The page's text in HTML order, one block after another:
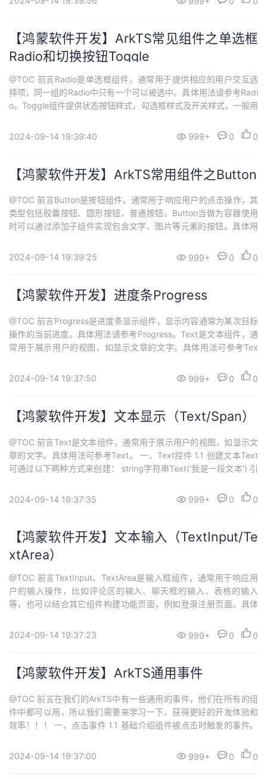
【鸿蒙软件开发】ArkTS常见组件之单选框
Radio和切换按钮Toggle
@TOC 前言Radio是单选框组件，通常用于提供相应的用户交互选
择项，同一组的Radio中只有一个可以被选中。具体用法请参考Radi
o。Toggle组件提供状态按钮样式，勾选框样式及开关样式，一般用
框 1.1 创建单选框Radio通过调用接口来创建，接口调用形式如下：
2024-09-14 19:39:40 999+ 0 0
【鸿蒙软件开发】ArkTS常用组件之Button
@TOC 前言Button是按钮组件，通常用于响应用户的点击操作，其
类型包括胶囊按钮、圆形按钮、普通按钮。Button当做为容器使用
时可以通过添加子组件实现包含文字、图片等元素的按钮。具体用
过调用接口来创建，接口调用有以下两种形式：创建不包含子组件
2024-09-14 19:39:25 999+ 0 0
【鸿蒙软件开发】进度条Progress
@TOC 前言Progress是进度条显示组件，显示内容通常为某次目标
操作的当前进度。具体用法请参考Progress。Text是文本组件，通
常用于展示用户的视图，如显示文章的文字。具体用法可参考Tex
t内添加多个Span来显示一段信息，例如产品说明书、承诺书等。
2024-09-14 19:37:50 999+ 0 0
【鸿蒙软件开发】文本显示（Text/Span）
@TOC 前言Text是文本组件，通常用于展示用户的视图，如显示文
章的文字。具体用法可参考Text。 一、Text控件 1.1 创建文本Text
可通过以下两种方式来创建： string字符串Text('我是一段文本') 引
文件位置为/resources/base/element/string.json。Text($r...
2024-09-14 19:37:35 999+ 0 0
【鸿蒙软件开发】文本输入（TextInput/Te
xtArea）
@TOC 前言TextInput、TextArea是输入框组件，通常用于响应用
户的输入操作，比如评论区的输入、聊天框的输入、表格的输入
等，也可以结合其它组件构建功能页面，例如登录注册页面。具体
put为单行输入框、TextArea为多行输入框。通过以下接口来创建。
2024-09-14 19:37:23 999+ 0 0
【鸿蒙软件开发】ArkTS通用事件
@TOC 前言在我们的ArkTS中有一些通用的事件，他们在所有的组
件中都可以用，所以我们需要来学习一下。获得更好的开发体验和
效率！！！ 一、点击事件 1.1 基础介绍组件被点击时触发的事件。
d)否点击动作触发该回调，event返回值见ClickEvent对象说明。从
2024-09-14 19:37:00 999+ 0 0